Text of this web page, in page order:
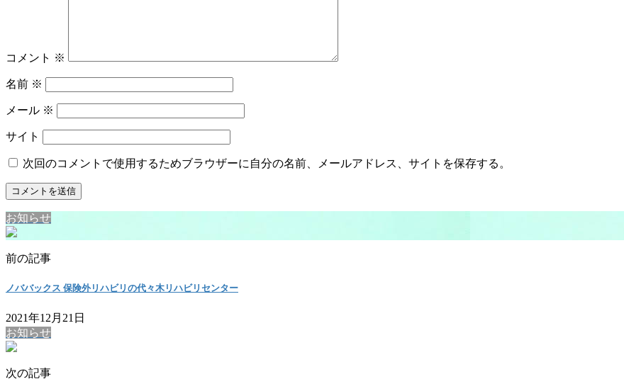
コメント ※
名前 ※
メール ※
サイト
次回のコメントで使用するためブラウザーに自分の名前、メールアドレス、サイトを保存する。
お知らせ
前の記事
ノババックス 保険外リハビリの代々木リハビリセンター
2021年12月21日
お知らせ
次の記事